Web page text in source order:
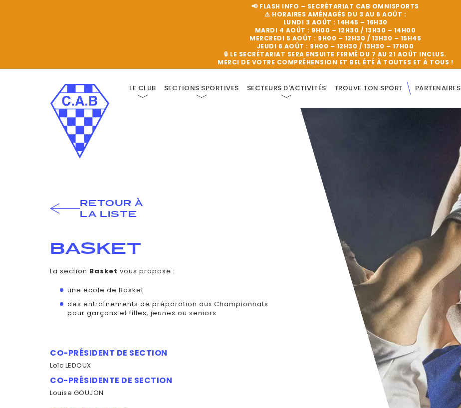
📢 FLASH INFO – SECRÉTARIAT CAB OMNISPORTS
⚠️ HORAIRES AMÉNAGÉS DU 3 AU 6 AOÛT :
LUNDI 3 AOÛT : 14H45 – 16H30
MARDI 4 AOÛT : 9H00 – 12H30 / 13H30 – 14H00
MERCREDI 5 AOÛT : 9H00 – 12H30 / 13H30 – 15H45
JEUDI 6 AOÛT : 9H00 – 12H30 / 13H30 – 17H00
🔒 LE SECRÉTARIAT SERA ENSUITE FERMÉ DU 7 AU 21 AOÛT INCLUS.
MERCI DE VOTRE COMPRÉHENSION ET BEL ÉTÉ À TOUTES ET À TOUS !
LE CLUB SECTIONS SPORTIVES SECTEURS D'ACTIVITÉS TROUVE TON SPORT PARTENAIRES
RETOUR À
LA LISTE
BASKET
La section Basket vous propose :
une école de Basket
des entraînements de préparation aux Championnats
pour garçons et filles, jeunes ou seniors
CO-PRÉSIDENT DE SECTION
Loïc LEDOUX
CO-PRÉSIDENTE DE SECTION
Louise GOUJON